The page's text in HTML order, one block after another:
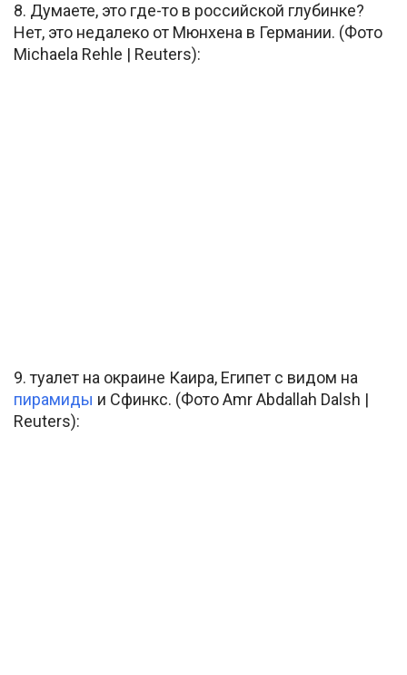
8. Думаете, это где-то в российской глубинке?
Нет, это недалеко от Мюнхена в Германии. (Фото
Michaela Rehle | Reuters):
9. туалет на окраине Каира, Египет с видом на
пирамиды и Сфинкс. (Фото Amr Abdallah Dalsh |
Reuters):